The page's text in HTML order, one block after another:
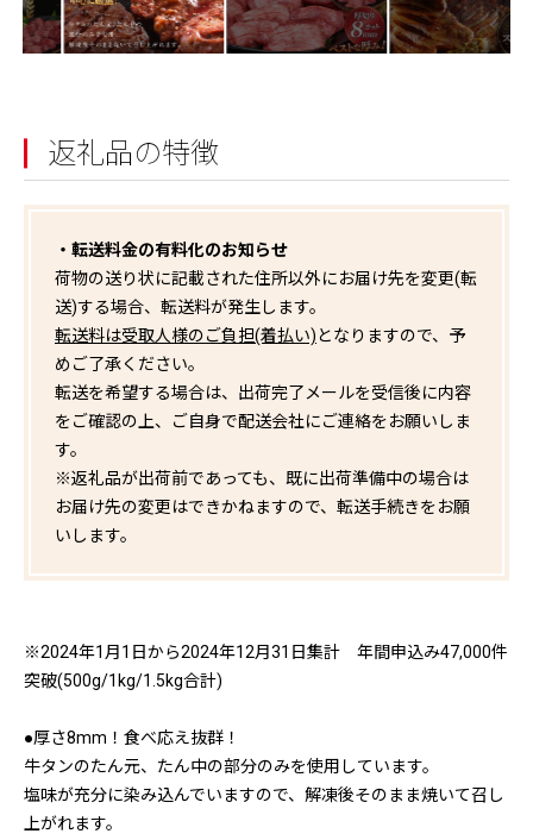
返礼品の特徴
・転送料金の有料化のお知らせ
荷物の送り状に記載された住所以外にお届け先を変更(転
送)する場合、転送料が発生します。
転送料は受取人様のご負担(着払い)となりますので、予
めご了承ください。
転送を希望する場合は、出荷完了メールを受信後に内容
をご確認の上、ご自身で配送会社にご連絡をお願いしま
す。
※返礼品が出荷前であっても、既に出荷準備中の場合は
お届け先の変更はできかねますので、転送手続きをお願
いします。
※2024年1月1日から2024年12月31日集計 年間申込み47,000件
突破(500g/1kg/1.5kg合計)
●厚さ8mm！食べ応え抜群！
牛タンのたん元、たん中の部分のみを使用しています。
塩味が充分に染み込んでいますので、解凍後そのまま焼いて召し
上がれます。